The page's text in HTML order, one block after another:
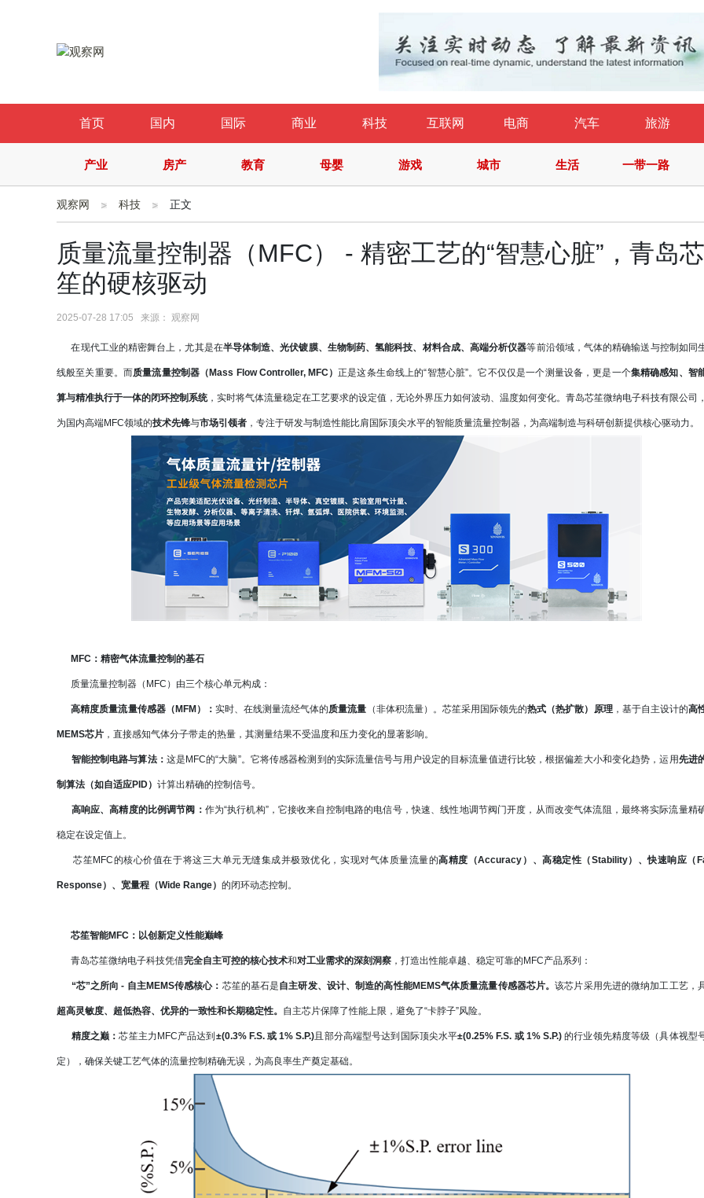
首页 国内 国际 商业 科技 互联网 电商 汽车 旅游
产业 房产 教育 母婴 游戏 城市 生活 一带一路
观察网 科技 正文
质量流量控制器（MFC） - 精密工艺的“智慧心脏”，青岛芯
笙的硬核驱动
2025-07-28 17:05 来源： 观察网
在现代工业的精密舞台上，尤其是在半导体制造、光伏镀膜、生物制药、氢能科技、材料合成、高端分析仪器等前沿领域，气体的精确输送与控制如同
线般至关重要。而质量流量控制器（Mass Flow Controller, MFC）正是这条生命线上的“智慧心脏”。它不仅仅是一个测量设备，更是一个集精确感知、智
算与精准执行于一体的闭环控制系统，实时将气体流量稳定在工艺要求的设定值，无论外界压力如何波动、温度如何变化。青岛芯笙微纳电子科技有限公司
为国内高端MFC领域的技术先锋与市场引领者 ，专注于研发与制造性能比肩国际顶尖水平的智能质量流量控制器，为高端制造与科研创新提供核心驱动力。
MFC：精密气体流量控制的基石
质量流量控制器（MFC）由三个核心单元构成：
高精度质量流量传感器（MFM）： 实时、在线测量流经气体的质量流量 （非体积流量）。芯笙采用国际领先的热式（热扩散）原理，基于自主设计的高
MEMS芯片 ，直接感知气体分子带走的热量，其测量结果不受温度和压力变化的显著影响。
智能控制电路与算法： 这是MFC的“大脑”。它将传感器检测到的实际流量信号与用户设定的目标流量值进行比较，根据偏差大小和变化趋势，运用先进
制算法（如自适应PID） 计算出精确的控制信号。
高响应、高精度的比例调节阀： 作为“执行机构”，它接收来自控制电路的电信号，快速、线性地调节阀门开度，从而改变气体流阻，最终将实际流量精
稳定在设定值上。
芯笙MFC的核心价值在于将这三大单元无缝集成并极致优化，实现对气体质量流量的高精度（Accuracy）、高稳定性（Stability）、快速响应（
Response）、宽量程（Wide Range） 的闭环动态控制。
芯笙智能MFC：以创新定义性能巅峰
青岛芯笙微纳电子科技凭借完全自主可控的核心技术和对工业需求的深刻洞察 ，打造出性能卓越、稳定可靠的MFC产品系列：
“芯”之所向 - 自主MEMS传感核心： 芯笙的基石是自主研发、设计、制造的高性能MEMS气体质量流量传感器芯片。该芯片采用先进的微纳加工工艺，
超高灵敏度、超低热容、优异的一致性和长期稳定性。 自主芯片保障了性能上限，避免了“卡脖子”风险。
精度之巅：芯笙主力MFC产品达到 ±(0.3% F.S. 或 1% S.P.) 且部分高端型号达到国际顶尖水平±(0.25% F.S. 或 1% S.P.)的行业领先精度等级（具体视型
定），确保关键工艺气体的流量控制精确无误，为高良率生产奠定基础。